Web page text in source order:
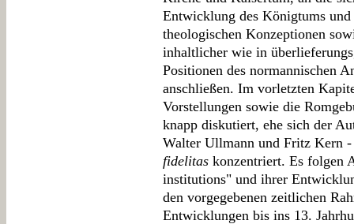
Entwicklung des Königtums
theologischen Konzeptionen
inhaltlicher wie in
Positionen des normannischen
anschließen. Im vorletzten
Vorstellungen sowie die
knapp diskutiert, ehe sich der
Walter Ullmann und Fritz Kern -
fidelitas konzentriert. Es folgen
institutions" und ihrer
den vorgegebenen zeitlichen
Entwicklungen bis ins 13.